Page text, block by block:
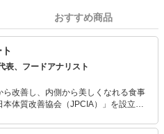
おすすめ商品
表、フードアナリスト
ら改善し、内側から美しくなれる食事
本体質改善協会（JPCIA）」を設立。
質改善を目的とする食事指導を行う。